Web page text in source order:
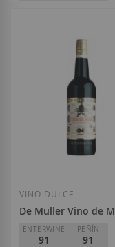
Añadir
VINO DULCE
De Muller Vino de
ENTERWINE
91
PEÑÍN
91